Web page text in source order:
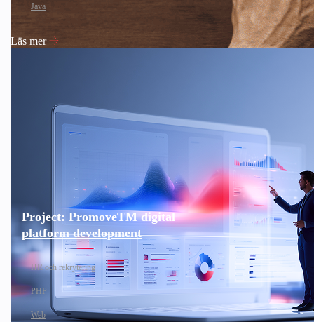
Java
Läs mer
Project: PromoveTM digital
platform development
HR och rekrytering
PHP
Web